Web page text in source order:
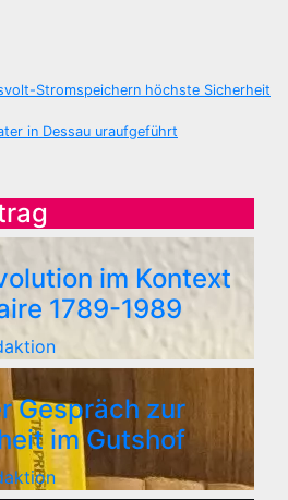
Stromspeichern höchste Sicherheit
in Dessau uraufgeführt
im Kontext
1789-1989
Gespräch zur
im Gutshof